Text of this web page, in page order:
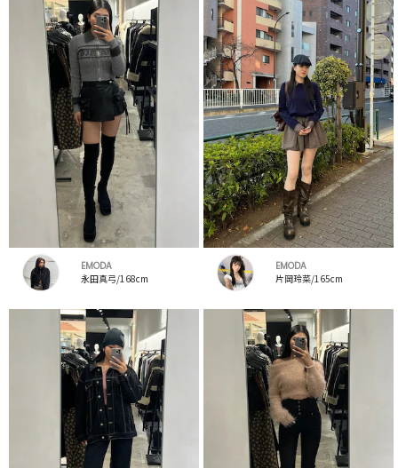
EMODA
永田真弓/168cm
EMODA
片岡玲菜/165cm